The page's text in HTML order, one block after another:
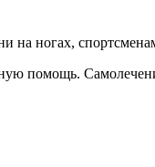
на ногах,
помощь.